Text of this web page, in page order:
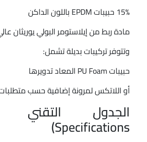
15% حبيبات EPDM باللون الداكن
مادة ربط من إيلاستومر البولي يوريثان
وتتوفر تركيبات بديلة تشمل:
حبيبات PU Foam المعاد تدويرها
أو اللاتكس لمرونة إضافية حسب
Specifications)